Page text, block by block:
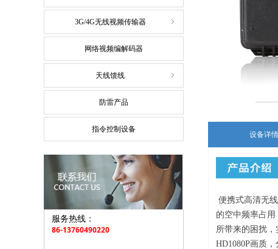
设备详情
便携式高清无
的空中频率占
所带来的困扰
HD1080P画质
ꁇ
3G/4G无线视频传输器
网络视频编解码器
ꁇ
天线馈线
防雷产品
指令控制设备
86-13760490220
服务热线：